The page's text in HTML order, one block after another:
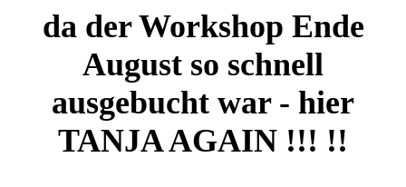
da der Workshop Ende
August so schnell
ausgebucht war - hier
TANJA AGAIN !!! !!